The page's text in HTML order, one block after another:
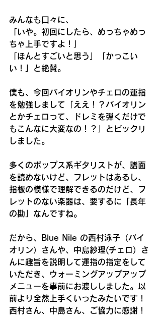
みんなも口々に、
「いや。初回にしたら、めっちゃめっ
ちゃ上手ですよ！」
「ほんとすごいと思う」「かっこい
い！」と絶賛。
僕も、今回バイオリンやチェロの運指
を勉強しまして「ええ！？バイオリン
とかチェロって、ドレミを弾くだけで
もこんなに大変なの！？」とビックリ
しました。
多くのポップス系ギタリストが、譜面
を読めないけど、フレットはあるし、
指板の模様で理解できるのだけど、フ
レットのない楽器は、要するに「長年
の勘」なんですね。
だから、Blue Nile の西村泳子（バイ
オリン）さんや、中島紗理(チェロ）さ
んに趣旨を説明して運指の指定をして
いただき、ウォーミングアップアップ
メニューを事前にお渡ししました。以
前より全然上手くいったみたいです！
西村さん、中島さん、ご協力に感謝！